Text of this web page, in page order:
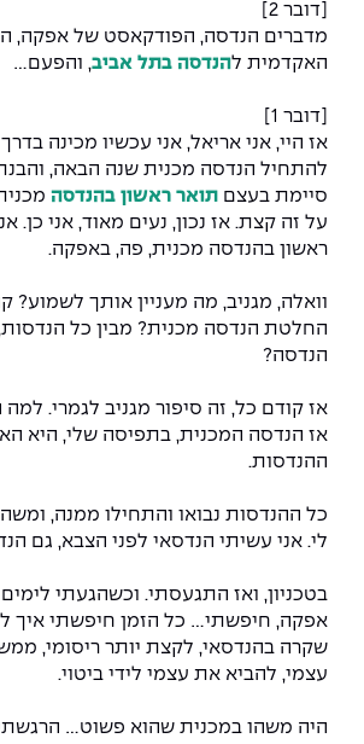
[דובר 2]
מדברים הנדסה, הפודקאסט של אפקה,
האקדמית להנדסה בתל אביב, והפעם...
[דובר 1]
אז היי, אני אריאל, אני עכשיו מכינה
להתחיל הנדסה מכנית שנה הבאה,
סיימת בעצם תואר ראשון בהנדסה
על זה קצת. אז נכון, נעים מאוד, אני כן.
ראשון בהנדסה מכנית, פה, באפקה.
וואלה, מגניב, מה מעניין אותך לשמוע?
החלטת הנדסה מכנית? מבין כל
הנדסה?
אז קודם כל, זה סיפור מגניב לגמרי.
אז הנדסה המכנית, בתפיסה שלי, היא
ההנדסות.
כל ההנדסות נבואו והתחילו ממנה,
לי. אני עשיתי הנדסאי לפני הצבא, גם
בטכניון, ואז התגעסתי. וכשהגעתי
אפקה, חיפשתי... כל הזמן חיפשתי איך
שקרה בהנדסאי, לקצת יותר ריסומי,
עצמי, להביא את עצמי לידי ביטוי.
היה משהו במכנית שהוא פשוט... הרגשתי